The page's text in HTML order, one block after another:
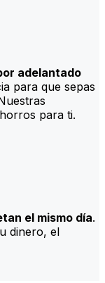
adelantado
para que sepas
para ti.
el mismo día.
dinero, el